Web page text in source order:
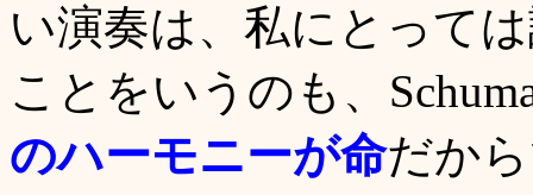
い演奏は、私にとって
ことをいうのも、
のハーモニーが命だか